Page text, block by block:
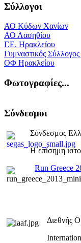
Σύλλογοι
ΑΟ Κύδων Χανίων
ΑΟ Λασηθίου
Γ.Ε. Ηρακλείου
Γυμναστικός
ΟΦ Ηρακλείου
Φωτογραφίες...
Σύνδεσμοι
Σύνδεσμος
Η επίσημη
Run Greece
Διεθνής